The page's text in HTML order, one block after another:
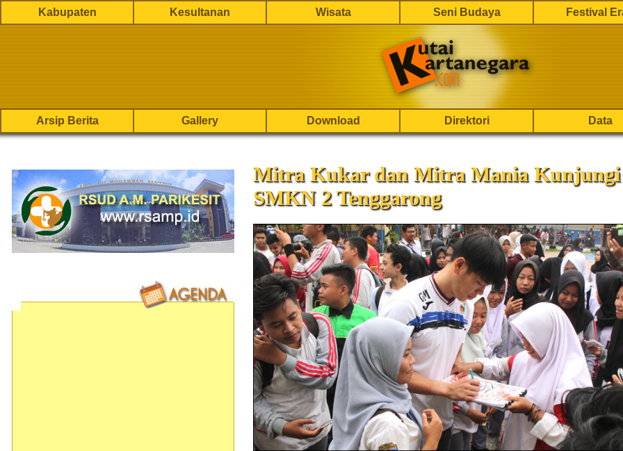
Kabupaten Kesultanan Wisata Seni Budaya Festival
Arsip Berita Gallery Download Direktori Data
Mitra Kukar dan Mitra Mania Kunjungi
SMKN 2 Tenggarong